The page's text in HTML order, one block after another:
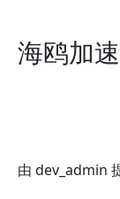
海鸥加
由 dev_admin